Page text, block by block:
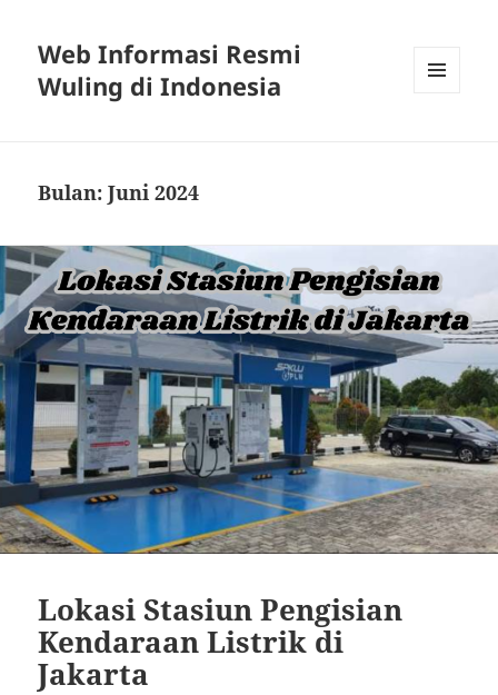
Web Informasi Resmi
Wuling di Indonesia
Bulan:Juni 2024
Lokasi Stasiun Pengisian
Kendaraan Listrik di
Jakarta